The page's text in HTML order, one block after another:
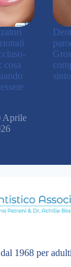
cosa
Aprile
1968 per